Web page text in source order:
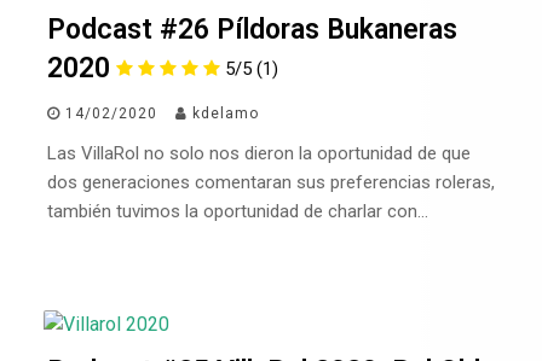
Podcast #26 Píldoras Bukaneras
2020
5/5 (1)
14/02/2020 kdelamo
Las VillaRol no solo nos dieron la oportunidad de que
dos generaciones comentaran sus preferencias roleras,
también tuvimos la oportunidad de charlar con…